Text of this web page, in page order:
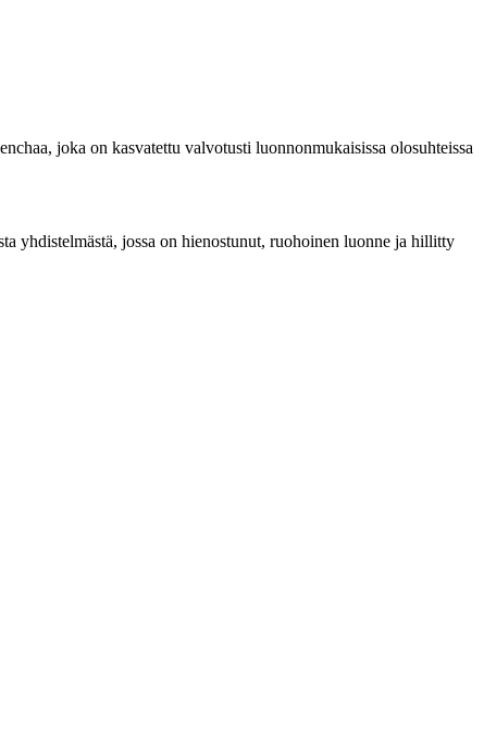
joka on kasvatettu valvotusti luonnonmukaisissa olosuhteissa
yhdistelmästä, jossa on hienostunut, ruohoinen luonne ja hillitty